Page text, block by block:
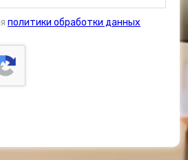
политики обработки данных